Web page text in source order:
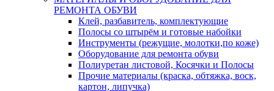
РЕМОНТА ОБУВИ
Клей, разбавитель, комплектующие
Полосы со штырём и готовые набойки
Инструменты (режущие, молотки,по коже)
Оборудование для ремонта обуви
Полиуретан листовой, Косячки и Полосы
Прочие материалы (краска, обтяжка, воск,
картон, липучка)